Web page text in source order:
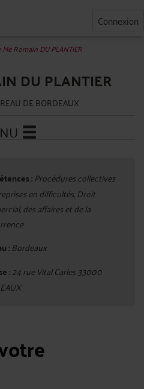
Connexion
Romain DU PLANTIER
DU PLANTIER
DE BORDEAUX
:Procédures collectives
en difficultés, Droit
des affaires et de la
: Bordeaux
:24 rue Vital Carles 33000